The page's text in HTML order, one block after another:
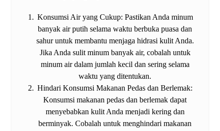
Konsumsi Air yang Cukup: Pastikan Anda minum
banyak air putih selama waktu berbuka puasa dan
sahur untuk membantu menjaga hidrasi kulit Anda.
Jika Anda sulit minum banyak air, cobalah untuk
minum air dalam jumlah kecil dan sering selama
waktu yang ditentukan.
Hindari Konsumsi Makanan Pedas dan Berlemak:
Konsumsi makanan pedas dan berlemak dapat
menyebabkan kulit Anda menjadi kering dan
berminyak. Cobalah untuk menghindari makanan